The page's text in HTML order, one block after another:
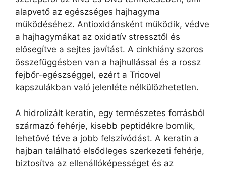
alapvető az egészséges hajhagyma
működéséhez. Antioxidánsként működik, védve
a hajhagymákat az oxidatív stressztől és
elősegítve a sejtes javítást. A cinkhiány szoros
összefüggésben van a hajhullással és a rossz
fejbőr-egészséggel, ezért a Tricovel
kapszulákban való jelenléte nélkülözhetetlen.
A hidrolizált keratin, egy természetes forrásból
származó fehérje, kisebb peptidékre bomlik,
lehetővé téve a jobb felszívódást. A keratin a
hajban található elsődleges szerkezeti fehérje,
biztosítva az ellenállóképességet és az